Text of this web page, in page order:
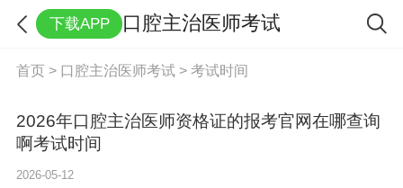
下载APP 口腔主治医师考试
首页> 口腔主治医师考试 > 考试时间
2026年口腔主治医师资格证的报考官网在哪查询
啊考试时间
2026-05-12